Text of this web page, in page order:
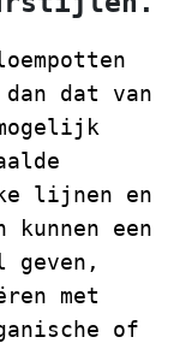
dat van
lijnen en
kunnen een
geven,
met
of